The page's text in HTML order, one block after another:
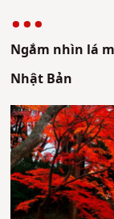
Ngắm nhìn lá
Nhật Bản